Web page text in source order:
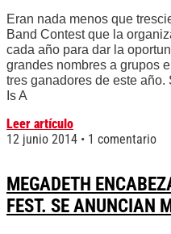
Eran nada menos que
Band Contest que la
cada año para dar la
grandes nombres a grupos
tres ganadores de este año.
Is A
Leer artículo
12 junio 2014
1 comentario
MEGADETH
FEST. SE ANUNCIAN